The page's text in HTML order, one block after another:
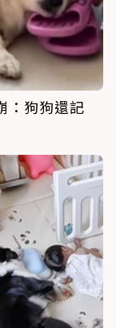
：狗狗還記